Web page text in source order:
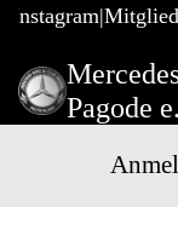
Pagode